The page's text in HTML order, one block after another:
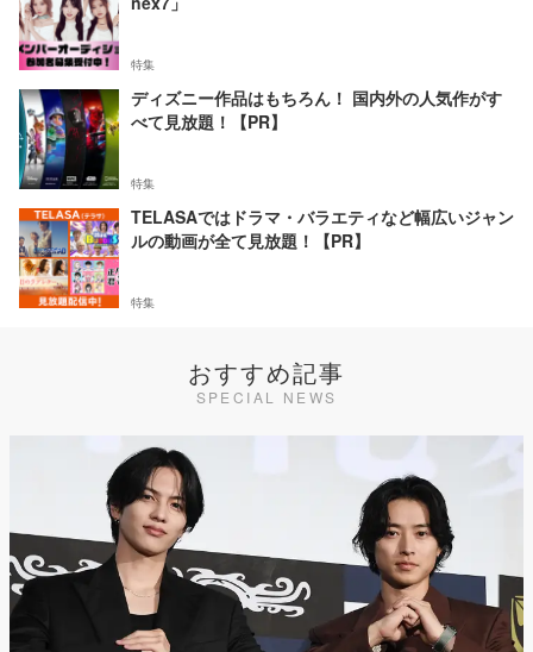
特集
ディズニー作品はもちろん！ 国内外の人気作がす
べて見放題！【PR】
特集
TELASAではドラマ・バラエティなど幅広いジャン
ルの動画が全て見放題！【PR】
特集
おすすめ記事
SPECIAL NEWS